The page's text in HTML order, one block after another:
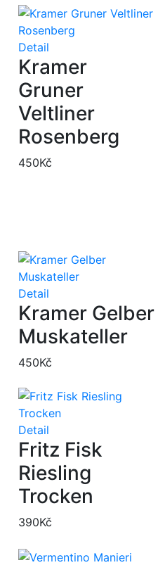
Detail
Kramer
Gruner
Veltliner
Rosenberg
450Kč
Detail
Kramer Gelber
Muskateller
450Kč
Detail
Fritz Fisk
Riesling
Trocken
390Kč